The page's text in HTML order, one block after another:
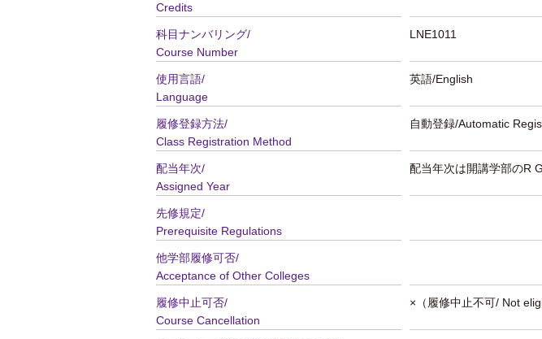
Credits
科目ナンバリング/
Course Number
LNE1011
使用言語/
Language
英語/English
履修登録方法/
Class Registration Method
自動登録/Automatic
配当年次/
Assigned Year
配当年次は開講学部のR
先修規定/
Prerequisite Regulations
他学部履修可否/
Acceptance of Other Colleges
履修中止可否/
Course Cancellation
×（履修中止不可/ Not